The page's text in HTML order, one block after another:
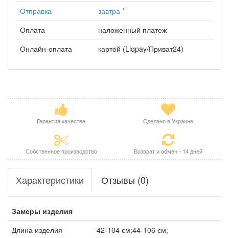
Отправка
завтра *
Оплата
наложенный платеж
Онлайн-оплата
картой (Liqpay/Приват24)
Гарантия качества Сделано в Украине
Собственное производство Возврат и обмен - 14 дней
Характеристики Отзывы (0)
Замеры изделия
Длина изделия
42-104 см;44-106 см;